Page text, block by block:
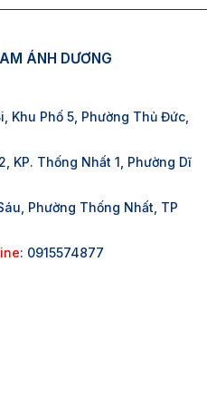
ÁNH DƯƠNG
Khu Phố 5, Phường Thủ Đức,
KP. Thống Nhất 1, Phường Dĩ
Phường Thống Nhất, TP
: 0915574877